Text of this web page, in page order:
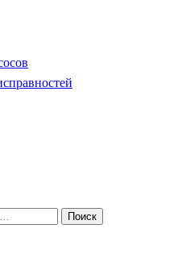
Поиск